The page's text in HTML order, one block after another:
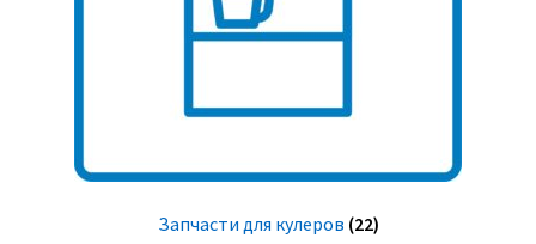
Запчасти для кулеров (22)